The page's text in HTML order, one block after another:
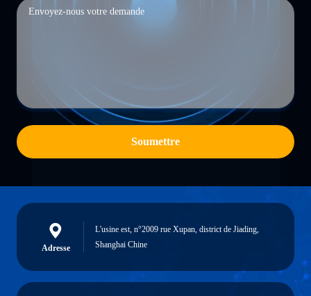
Soumettre
Adresse
L'usine est, n°2009 rue Xupan, district de Jiading,
Shanghai Chine